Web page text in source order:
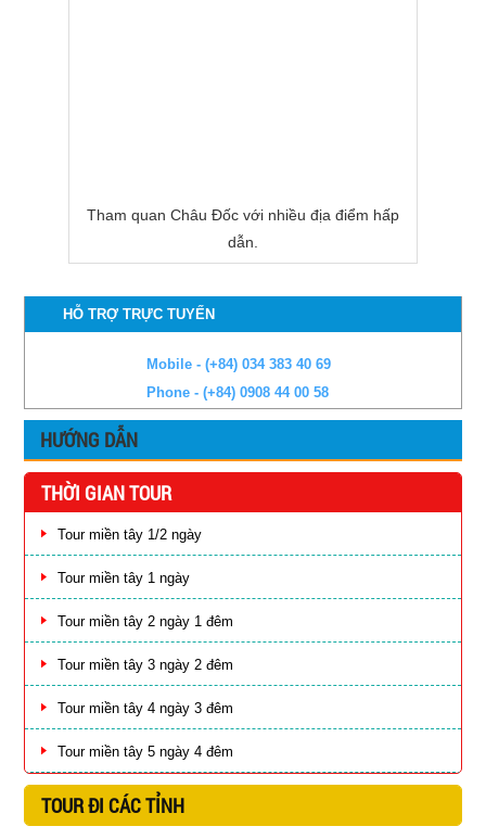
Tham quan Châu Đốc với nhiều địa điểm hấp
dẫn.
HỖ TRỢ TRỰC TUYẾN
Mobile - (+84) 034 383 40 69
Phone - (+84) 0908 44 00 58
HƯỚNG DẪN
THỜI GIAN TOUR
Tour miền tây 1/2 ngày
Tour miền tây 1 ngày
Tour miền tây 2 ngày 1 đêm
Tour miền tây 3 ngày 2 đêm
Tour miền tây 4 ngày 3 đêm
Tour miền tây 5 ngày 4 đêm
TOUR ĐI CÁC TỈNH